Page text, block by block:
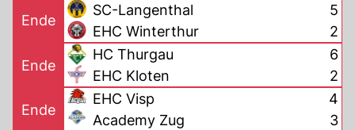
Ende
SC-Langenthal
EHC Winterthur
5
2
Ende
HC Thurgau
EHC Kloten
6
2
Ende
EHC Visp
Academy Zug
4
3